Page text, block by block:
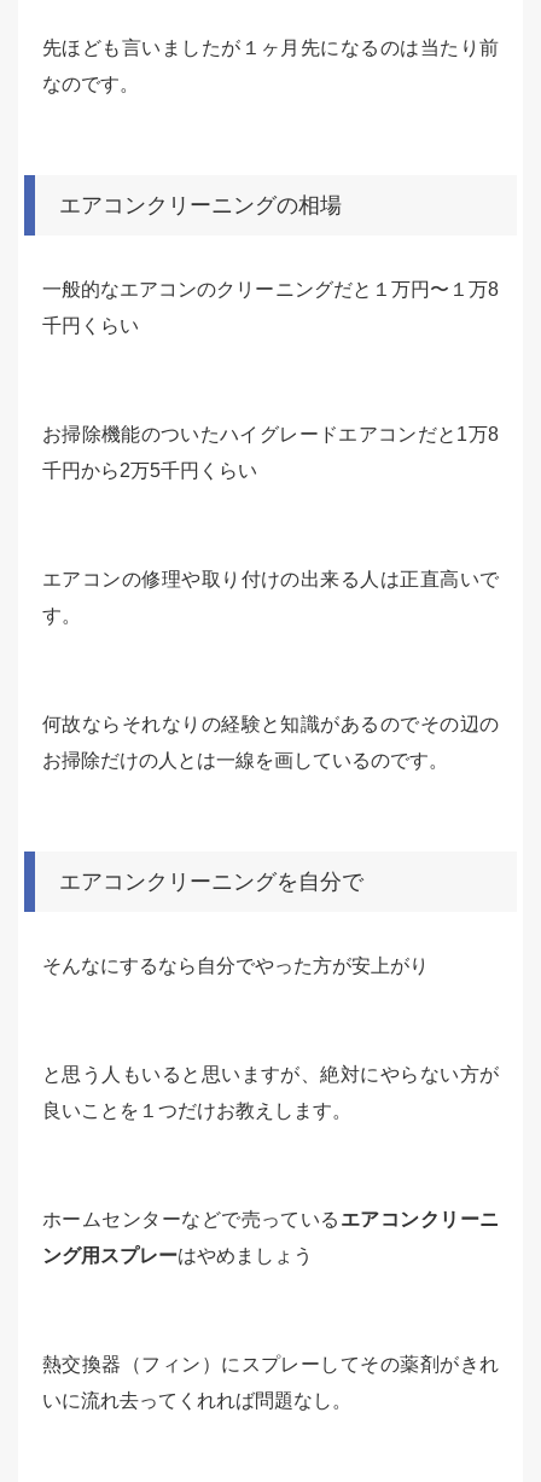
先ほども言いましたが１ヶ月先になるのは当たり前
なのです。
エアコンクリーニングの相場
一般的なエアコンのクリーニングだと１万円〜１万8
千円くらい
お掃除機能のついたハイグレードエアコンだと1万8
千円から2万5千円くらい
エアコンの修理や取り付けの出来る人は正直高いで
す。
何故ならそれなりの経験と知識があるのでその辺の
お掃除だけの人とは一線を画しているのです。
エアコンクリーニングを自分で
そんなにするなら自分でやった方が安上がり
と思う人もいると思いますが、絶対にやらない方が
良いことを１つだけお教えします。
ホームセンターなどで売っている エアコンクリーニ
ング用スプレーはやめましょう
熱交換器（フィン）にスプレーしてその薬剤がきれ
いに流れ去ってくれれば問題なし。